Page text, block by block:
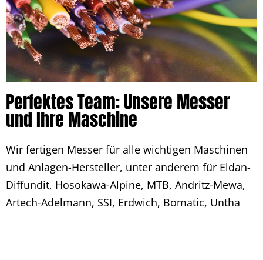
Perfektes Team: Unsere Messer
und Ihre Maschine
Wir fertigen Messer für alle wichtigen Maschinen
und Anlagen-Hersteller, unter anderem für Eldan-
Diffundit, Hosokawa-Alpine, MTB, Andritz-Mewa,
Artech-Adelmann, SSI, Erdwich, Bomatic, Untha